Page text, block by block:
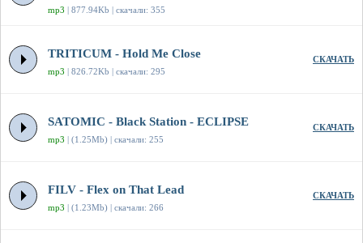
mp3 | 877.94Kb | скачали: 355
TRITICUM - Hold Me Close
mp3 | 826.72Kb | скачали: 295
СКАЧАТЬ
SATOMIC - Black Station - ECLIPSE
mp3 | (1.25Mb) | скачали: 255
СКАЧАТЬ
FILV - Flex on That Lead
mp3 | (1.23Mb) | скачали: 266
СКАЧАТЬ